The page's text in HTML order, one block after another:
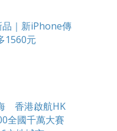
｜新iPhone傳
1560元
香港啟航HK
全國千萬大賽